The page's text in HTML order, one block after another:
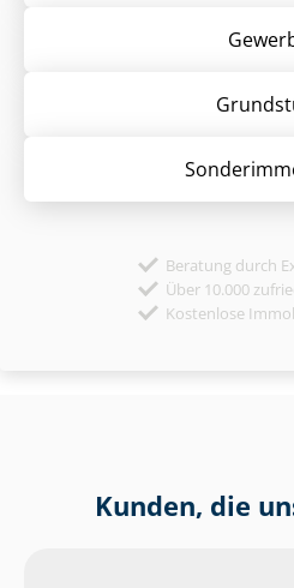
Beratung durch
Über 10.000
Kostenlose
Kunden, die